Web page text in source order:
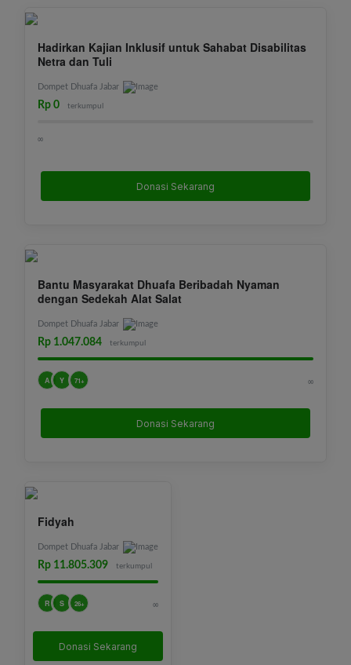
Hadirkan Kajian Inklusif untuk Sahabat Disabilitas
Netra dan Tuli
Dompet Dhuafa Jabar
Rp 0 terkumpul
∞
Donasi Sekarang
Bantu Masyarakat Dhuafa Beribadah Nyaman
dengan Sedekah Alat Salat
Dompet Dhuafa Jabar
Rp 1.047.084 terkumpul
A Y 71+ ∞
Donasi Sekarang
Fidyah
Dompet Dhuafa Jabar
Rp 11.805.309 terkumpul
R S 26+ ∞
Donasi Sekarang